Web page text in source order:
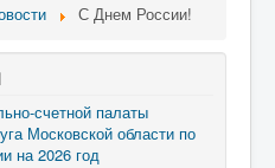
С Днем России!
счетной палаты
Московской области по
на 2026 год